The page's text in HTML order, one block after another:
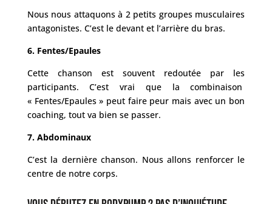
Nous nous attaquons à 2 petits groupes musculaires
antagonistes. C’est le devant et l’arrière du bras.
6. Fentes/Epaules
Cette chanson est souvent redoutée par les
participants. C’est vrai que la combinaison
« Fentes/Epaules » peut faire peur mais avec un bon
coaching, tout va bien se passer.
7. Abdominaux
C’est la dernière chanson. Nous allons renforcer le
centre de notre corps.